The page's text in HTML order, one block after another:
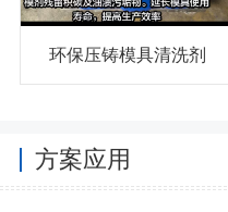
环保压铸模具清洗剂
方案应用